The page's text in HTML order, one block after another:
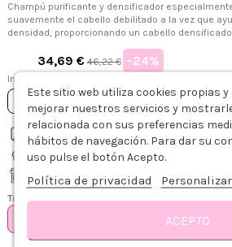
Champú purificante y densificador
suavemente el cabello debilitado a la vez que
densidad, proporcionando un cabello
34,69 € 46,22 € -24%
Impuestos incluidos
Añadir
Envío gratis desde 75€
Recíbelo de 1-3 días hábiles
Recogida gratis en tienda
Tamaño
500ML
Descripción
Este sitio web utiliza cookies propias
mejorar nuestros servicios y
relacionada con sus preferencias
hábitos de navegación. Para dar su
uso pulse el botón Acepto.
Política de privacidad
ACEPTO